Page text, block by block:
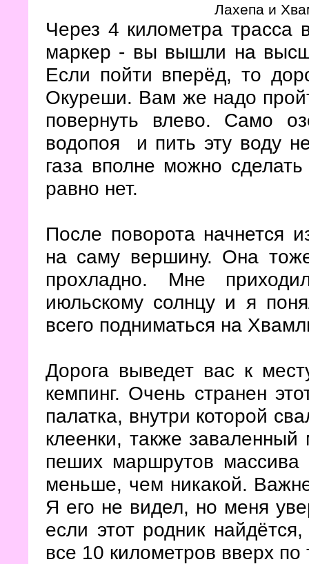
Лахепа и
Через 4 километра трасса
маркер - вы вышли на
Если пойти вперёд, то
Окуреши. Вам же надо
повернуть влево. Само
водопоя и пить эту воду
газа вполне можно
равно нет.
После поворота начнется
на саму вершину. Она
прохладно. Мне
июльскому солнцу и я
всего подниматься на
Дорога выведет вас к
кемпинг. Очень странен
палатка, внутри которой
клеенки, также
пеших маршрутов
меньше, чем никакой.
Я его не видел, но меня
если этот родник
все 10 километров вверх